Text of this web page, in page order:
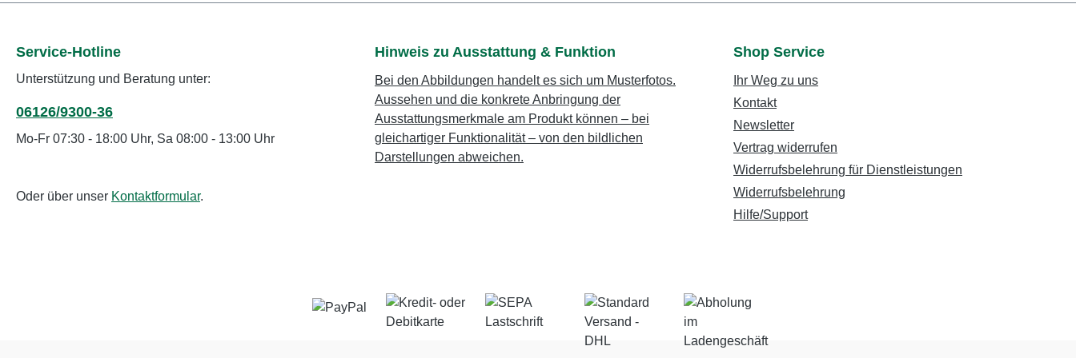
Service-Hotline
Unterstützung und Beratung unter:
06126/9300-36
Mo-Fr 07:30 - 18:00 Uhr, Sa 08:00 - 13:00 Uhr
Oder über unser Kontaktformular.
Hinweis zu Ausstattung & Funktion
Bei den Abbildungen handelt es sich um Musterfotos.
Aussehen und die konkrete Anbringung der
Ausstattungsmerkmale am Produkt können – bei
gleichartiger Funktionalität – von den bildlichen
Darstellungen abweichen.
Shop Service
Ihr Weg zu uns
Kontakt
Newsletter
Vertrag widerrufen
Widerrufsbelehrung für Dienstleistungen
Widerrufsbelehrung
Hilfe/Support